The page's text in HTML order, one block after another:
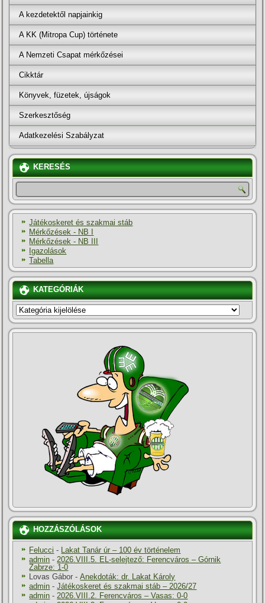
A kezdetektől napjainkig
A KK (Mitropa Cup) története
A Nemzeti Csapat mérkőzései
Cikktár
Könyvek, füzetek, újságok
Szerkesztőség
Adatkezelési Szabályzat
KERESÉS
Játékoskeret és szakmai stáb
Mérkőzések - NB I
Mérkőzések - NB III
Igazolások
Tabella
KATEGÓRIÁK
KATEGÓRIÁK
HOZZÁSZÓLÁSOK
Felucci - Lakat Tanár úr – 100 év történelem
admin -2026.VIII.5. EL-selejtező: Ferencváros – Górnik
Zabrze: 1-0
Lovas Gábor -Anekdoták: dr. Lakat Károly
admin -Játékoskeret és szakmai stáb – 2026/27
admin -2026.VIII.2. Ferencváros – Vasas: 0-0